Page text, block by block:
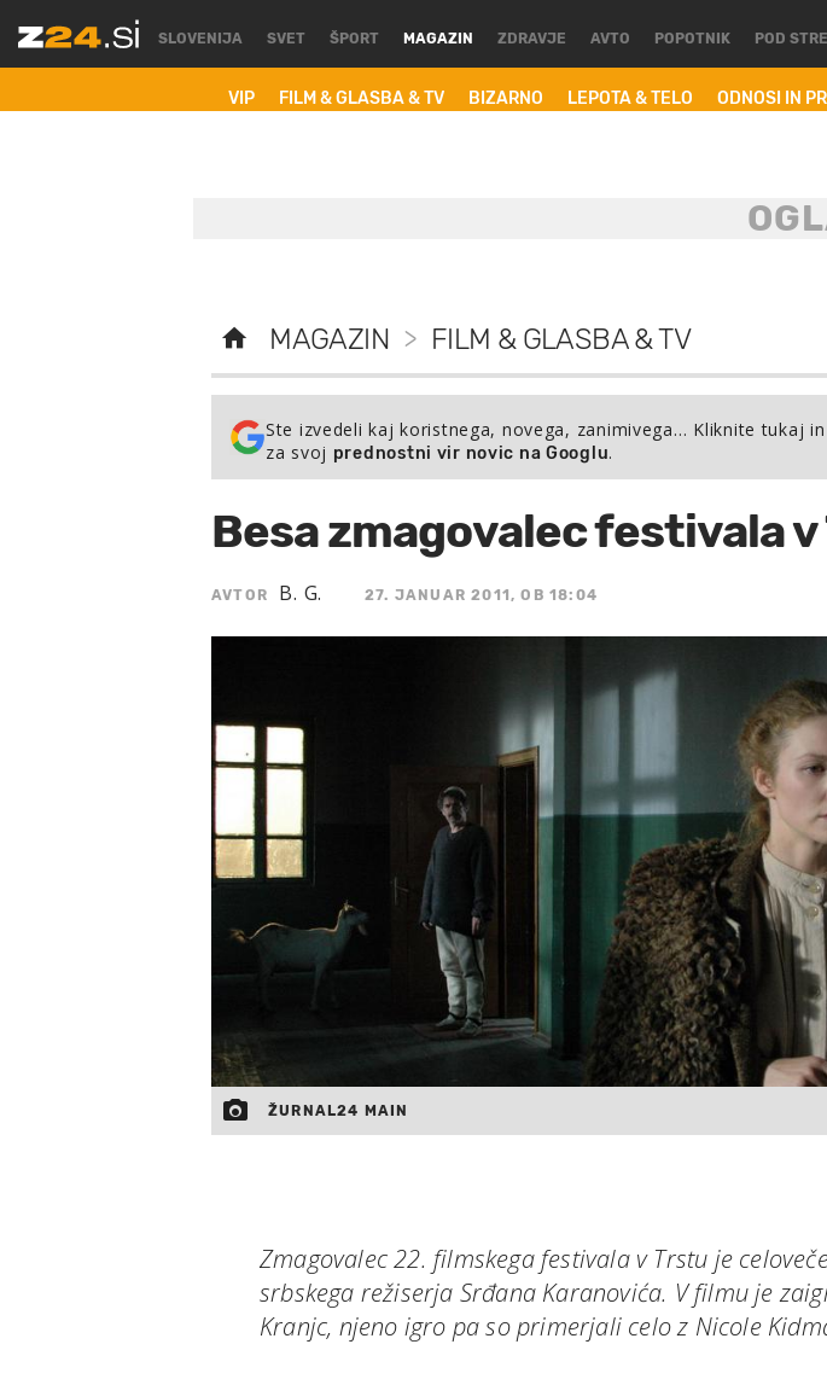
SLOVENIJA SVET ŠPORT MAGAZIN
VIP FILM & GLASBA & TV BIZARNO LEPOTA & TELO ODNOSI IN
ZDRAVJE AVTO POPOTNIK POD
MAGAZIN > FILM & GLASBA & TV
Ste izvedeli kaj koristnega, novega, zanimivega… Kliknite tukaj
za svoj prednostni vir novic na Googlu.
Besa zmagovalec festivala
AVTOR B. G. 27. JANUAR 2011, OB 18:04
ŽURNAL24 MAIN
Zmagovalec 22. filmskega festivala v Trstu je
srbskega režiserja Srđana Karanovića. V filmu je
Kranjc, njeno igro pa so primerjali celo z Nicole